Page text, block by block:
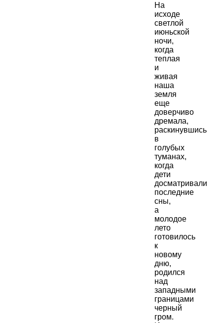
На
исходе
светлой
июньской
ночи,
когда
теплая
и
живая
наша
земля
еще
доверчиво
дремала,
раскинувшись
в
голубых
туманах,
когда
дети
досматривали
последние
сны,
а
молодое
лето
готовилось
к
новому
дню,
родился
над
западными
границами
черный
гром.